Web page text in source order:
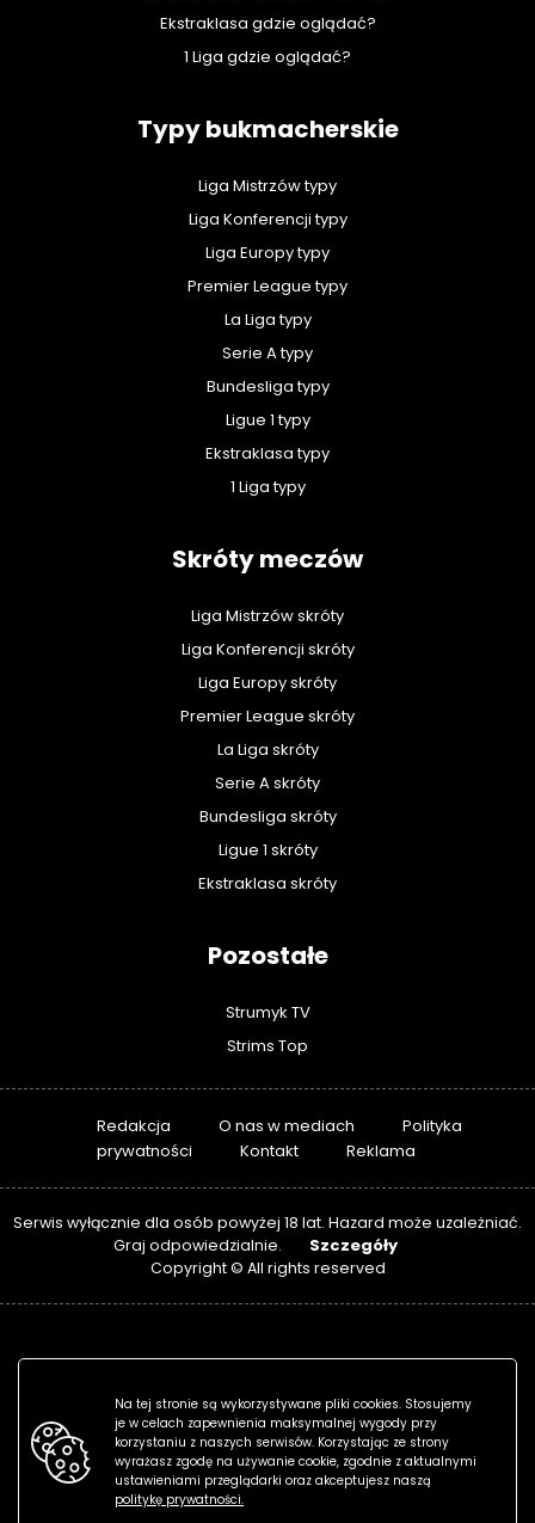
Ekstraklasa gdzie oglądać?
1 Liga gdzie oglądać?
Typy bukmacherskie
Liga Mistrzów typy
Liga Konferencji typy
Liga Europy typy
Premier League typy
La Liga typy
Serie A typy
Bundesliga typy
Ligue 1 typy
Ekstraklasa typy
1 Liga typy
Skróty meczów
Liga Mistrzów skróty
Liga Konferencji skróty
Liga Europy skróty
Premier League skróty
La Liga skróty
Serie A skróty
Bundesliga skróty
Ligue 1 skróty
Ekstraklasa skróty
Pozostałe
Strumyk TV
Strims Top
Redakcja O nas w mediach
Polityka
prywatności
Kontakt Reklama
Serwis wyłącznie dla osób powyżej 18 lat. Hazard może uzależniać.
Graj odpowiedzialnie.
Szczegóły
Copyright © All rights reserved
Na tej stronie są wykorzystywane pliki cookies. Stosujemy
je w celach zapewnienia maksymalnej wygody przy
korzystaniu z naszych serwisów. Korzystając ze strony
wyrażasz zgodę na używanie cookie, zgodnie z aktualnymi
ustawieniami przeglądarki oraz akceptujesz naszą
politykę prywatności.